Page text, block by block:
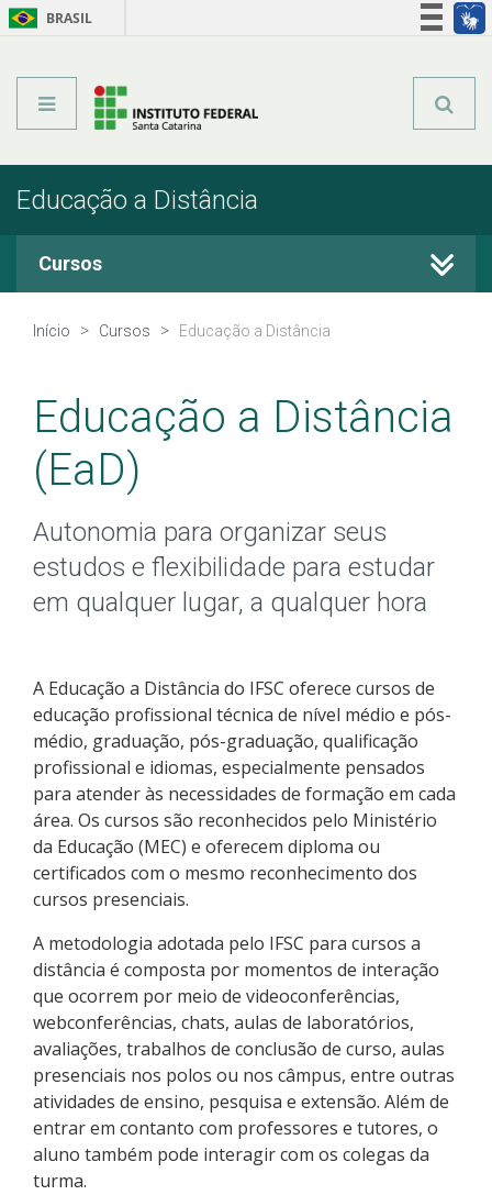
BRASIL
Educação a Distância
Cursos
Cursos Técnicos
Qualificação Profissional
Pós-graduação
Educação a Distância
Educação de Jovens e Adultos
PartiuIF
Parcerias
Processo de Inscrição
Resultados
Como posso estudar no IFSC?
Calendário de inscrições
Processos Seletivos
Cotas
Início Cursos Educação a Distância
Educação a Distância
(EaD)
Autonomia para organizar seus
estudos e flexibilidade para estudar
em qualquer lugar, a qualquer hora
A Educação a Distância do IFSC oferece cursos de
educação profissional técnica de nível médio e pós-
médio, graduação, pós-graduação, qualificação
profissional e idiomas, especialmente pensados
para atender às necessidades de formação em cada
área. Os cursos são reconhecidos pelo Ministério
da Educação (MEC) e oferecem diploma ou
certificados com o mesmo reconhecimento dos
cursos presenciais.
A metodologia adotada pelo IFSC para cursos a
distância é composta por momentos de interação
que ocorrem por meio de videoconferências,
webconferências, chats, aulas de laboratórios,
avaliações, trabalhos de conclusão de curso, aulas
presenciais nos polos ou nos câmpus, entre outras
atividades de ensino, pesquisa e extensão. Além de
entrar em contanto com professores e tutores, o
aluno também pode interagir com os colegas da
turma.